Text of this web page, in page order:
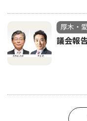
厚木・
議会報